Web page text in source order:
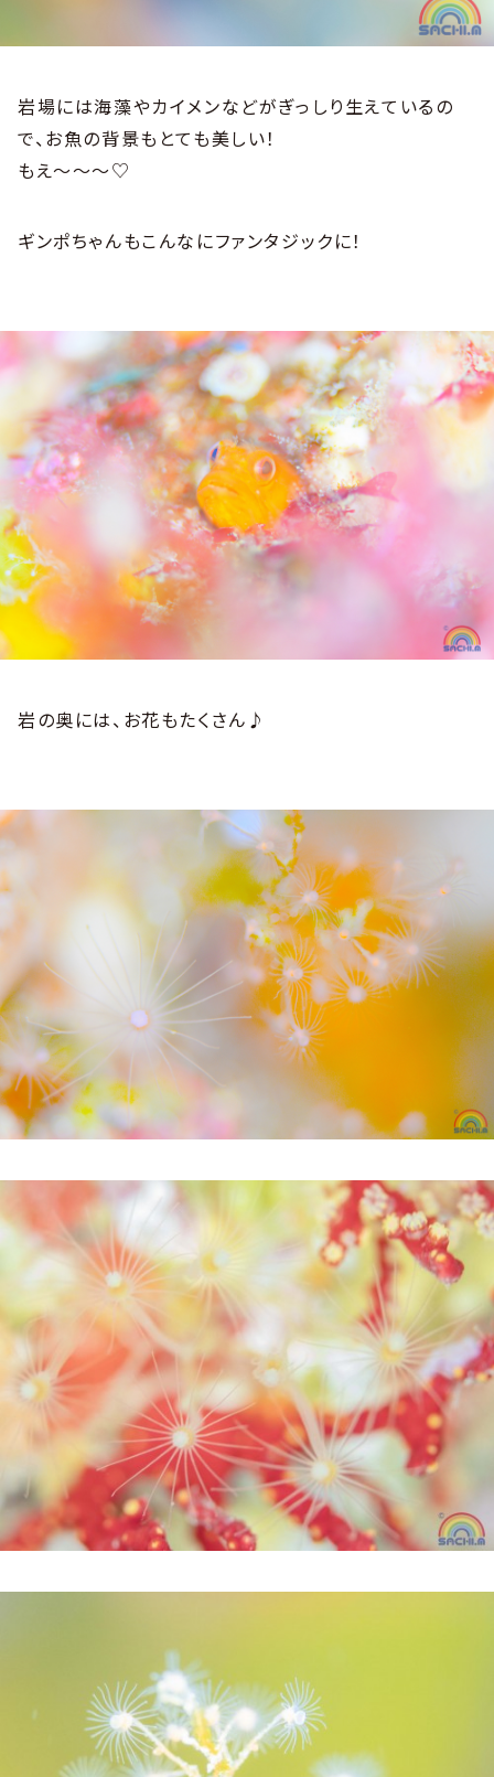
岩場には海藻やカイメンなどがぎっしり生えているの
で、お魚の背景もとても美しい！
もえ～～～♡
ギンポちゃんもこんなにファンタジックに！
岩の奥には、お花もたくさん♪